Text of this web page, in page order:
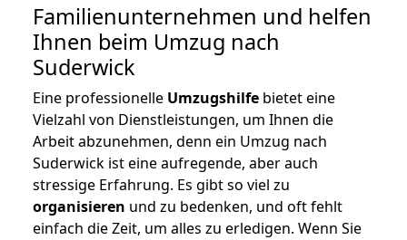
Familienunternehmen und helfen
Ihnen beim Umzug nach
Suderwick
Eine professionelle Umzugshilfe bietet eine
Vielzahl von Dienstleistungen, um Ihnen die
Arbeit abzunehmen, denn ein Umzug nach
Suderwick ist eine aufregende, aber auch
stressige Erfahrung. Es gibt so viel zu
organisieren und zu bedenken, und oft fehlt
einfach die Zeit, um alles zu erledigen. Wenn Sie